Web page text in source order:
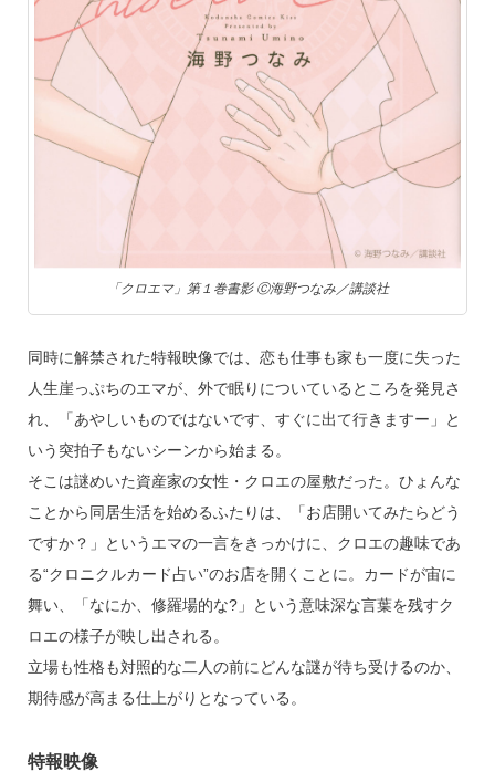
「クロエマ」第１巻書影 Ⓒ海野つなみ／講談社
同時に解禁された特報映像では、恋も仕事も家も一度に失った
人生崖っぷちのエマが、外で眠りについているところを発見さ
れ、「あやしいものではないです、すぐに出て行きますー」と
いう突拍子もないシーンから始まる。
そこは謎めいた資産家の女性・クロエの屋敷だった。ひょんな
ことから同居生活を始めるふたりは、「お店開いてみたらどう
ですか？」というエマの一言をきっかけに、クロエの趣味であ
る“クロニクルカード占い”のお店を開くことに。カードが宙に
舞い、「なにか、修羅場的な?」という意味深な言葉を残すク
ロエの様子が映し出される。
立場も性格も対照的な二人の前にどんな謎が待ち受けるのか、
期待感が高まる仕上がりとなっている。
特報映像